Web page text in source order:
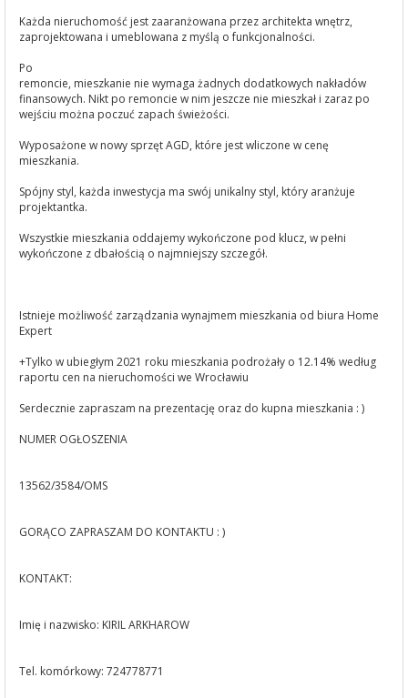
Każda nieruchomość jest zaaranżowana przez architekta wnętrz,
zaprojektowana i umeblowana z myślą o funkcjonalności.
Po
remoncie, mieszkanie nie wymaga żadnych dodatkowych nakładów
finansowych. Nikt po remoncie w nim jeszcze nie mieszkał i zaraz po
wejściu można poczuć zapach świeżości.
Wyposażone w nowy sprzęt AGD, które jest wliczone w cenę
mieszkania.
Spójny styl, każda inwestycja ma swój unikalny styl, który aranżuje
projektantka.
Wszystkie mieszkania oddajemy wykończone pod klucz, w pełni
wykończone z dbałością o najmniejszy szczegół.
Istnieje możliwość zarządzania wynajmem mieszkania od biura Home
Expert
+Tylko w ubiegłym 2021 roku mieszkania podrożały o 12.14% według
raportu cen na nieruchomości we Wrocławiu
Serdecznie zapraszam na prezentację oraz do kupna mieszkania : )
NUMER OGŁOSZENIA
13562/3584/OMS
GORĄCO ZAPRASZAM DO KONTAKTU : )
KONTAKT:
Imię i nazwisko: KIRIL ARKHAROW
Tel. komórkowy: 724778771